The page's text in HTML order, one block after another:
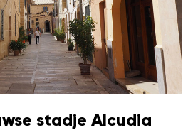
stadje Alcudia